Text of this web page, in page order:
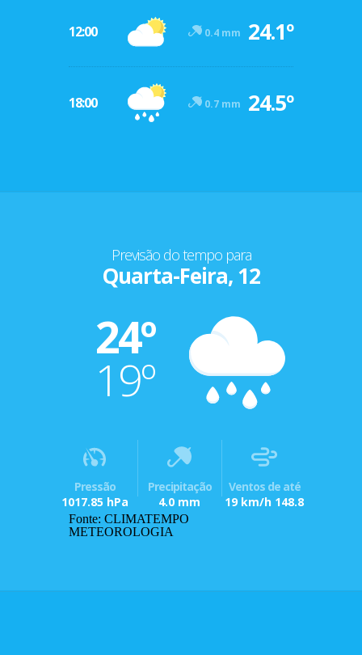
12:00 0.4 mm 24.1º
18:00 0.7 mm 24.5º
Previsão do tempo para
Quarta-Feira, 12
24º
19º
Pressão
1017.85 hPa
Precipitação
4.0 mm
Ventos de até
19 km/h 148.8
Fonte: CLIMATEMPO
METEOROLOGIA